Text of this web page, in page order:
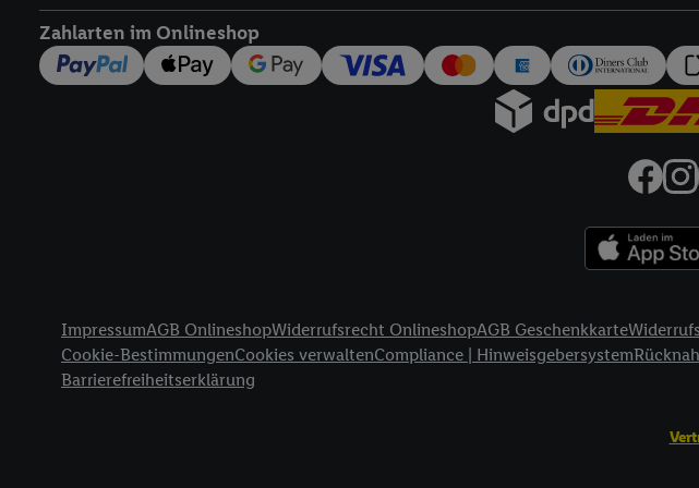
Zahlarten im Onlineshop
ImpressumAGB OnlineshopWiderrufsrecht OnlineshopAGB Geschenkkarte
Cookie-BestimmungenCookies verwaltenCompliance | Hinweisgebersystem
Barrierefreiheitserklärung
widerrufen - jederzeit auch überdas Datenschutzportal
die Lidl-Dienste) widerrufen. Weitere Informationen
Durch einen Klick auf „Ablehnen“ können Sie nur den
„Zustimmen“ stimmen Sie allen Verarbeitungen zu
jederzeit mit Wirkung für die Zukunft zu widerrufen,
Unter „Anpassen“ können Sie einzelne
Gewährleistung der Sicherheit, Verhinderung und
Verknüpfung verschiedener Endgeräte, Identifikation
Messung des Erfolgs von Werbekampagnen durch
Zugriff auf Informationen auf einem Endgerät.